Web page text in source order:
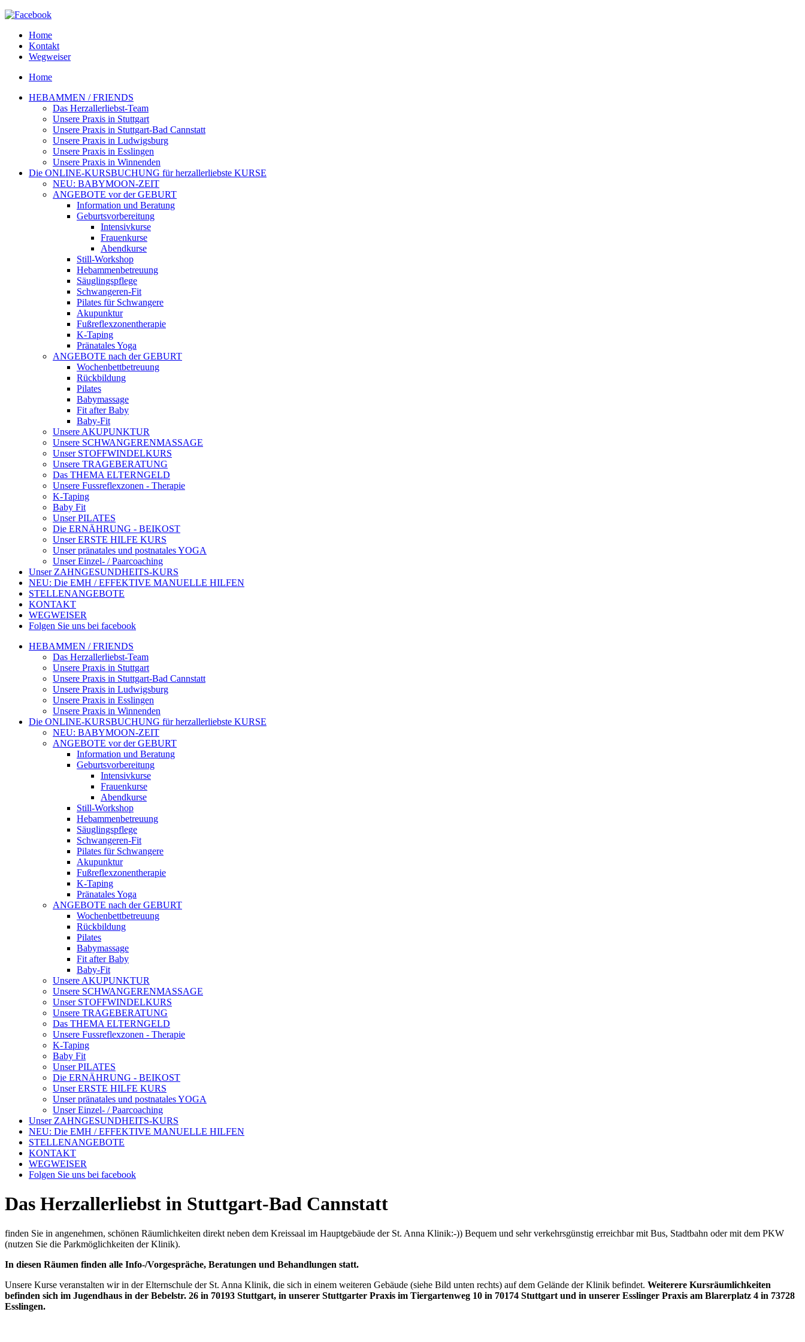
Home
Kontakt
Wegweiser
Home
HEBAMMEN / FRIENDS
Das Herzallerliebst-Team
Unsere Praxis in Stuttgart
Unsere Praxis in Stuttgart-Bad Cannstatt
Unsere Praxis in Ludwigsburg
Unsere Praxis in Esslingen
Unsere Praxis in Winnenden
Die ONLINE-KURSBUCHUNG für herzallerliebste KURSE
NEU: BABYMOON-ZEIT
ANGEBOTE vor der GEBURT
Information und Beratung
Geburtsvorbereitung
Intensivkurse
Frauenkurse
Abendkurse
Still-Workshop
Hebammenbetreuung
Säuglingspflege
Schwangeren-Fit
Pilates für Schwangere
Akupunktur
Fußreflexzonentherapie
K-Taping
Pränatales Yoga
ANGEBOTE nach der GEBURT
Wochenbettbetreuung
Rückbildung
Pilates
Babymassage
Fit after Baby
Baby-Fit
Unsere AKUPUNKTUR
Unsere SCHWANGERENMASSAGE
Unser STOFFWINDELKURS
Unsere TRAGEBERATUNG
Das THEMA ELTERNGELD
Unsere Fussreflexzonen - Therapie
K-Taping
Baby Fit
Unser PILATES
Die ERNÄHRUNG - BEIKOST
Unser ERSTE HILFE KURS
Unser pränatales und postnatales YOGA
Unser Einzel- / Paarcoaching
Unser ZAHNGESUNDHEITS-KURS
NEU: Die EMH / EFFEKTIVE MANUELLE HILFEN
STELLENANGEBOTE
KONTAKT
WEGWEISER
Folgen Sie uns bei facebook
HEBAMMEN / FRIENDS
Das Herzallerliebst-Team
Unsere Praxis in Stuttgart
Unsere Praxis in Stuttgart-Bad Cannstatt
Unsere Praxis in Ludwigsburg
Unsere Praxis in Esslingen
Unsere Praxis in Winnenden
Die ONLINE-KURSBUCHUNG für herzallerliebste KURSE
NEU: BABYMOON-ZEIT
ANGEBOTE vor der GEBURT
Information und Beratung
Geburtsvorbereitung
Intensivkurse
Frauenkurse
Abendkurse
Still-Workshop
Hebammenbetreuung
Säuglingspflege
Schwangeren-Fit
Pilates für Schwangere
Akupunktur
Fußreflexzonentherapie
K-Taping
Pränatales Yoga
ANGEBOTE nach der GEBURT
Wochenbettbetreuung
Rückbildung
Pilates
Babymassage
Fit after Baby
Baby-Fit
Unsere AKUPUNKTUR
Unsere SCHWANGERENMASSAGE
Unser STOFFWINDELKURS
Unsere TRAGEBERATUNG
Das THEMA ELTERNGELD
Unsere Fussreflexzonen - Therapie
K-Taping
Baby Fit
Unser PILATES
Die ERNÄHRUNG - BEIKOST
Unser ERSTE HILFE KURS
Unser pränatales und postnatales YOGA
Unser Einzel- / Paarcoaching
Unser ZAHNGESUNDHEITS-KURS
NEU: Die EMH / EFFEKTIVE MANUELLE HILFEN
STELLENANGEBOTE
KONTAKT
WEGWEISER
Folgen Sie uns bei facebook
Das Herzallerliebst in Stuttgart-Bad Cannstatt
finden Sie in angenehmen, schönen Räumlichkeiten direkt neben dem Kreissaal im Hauptgebäude der St. Anna Klinik:-)) Bequem und sehr verkehrsgünstig erreichbar mit Bus, Stadtbahn oder mit dem PKW
(nutzen Sie die Parkmöglichkeiten der Klinik).
In diesen Räumen finden alle Info-/Vorgespräche, Beratungen und Behandlungen statt.
Unsere Kurse veranstalten wir in der Elternschule der St. Anna Klinik, die sich in einem weiteren Gebäude (siehe Bild unten rechts) auf dem Gelände der Klinik befindet. Weiterere Kursräumlichkeiten
befinden sich im Jugendhaus in der Bebelstr. 26 in 70193 Stuttgart, in unserer Stuttgarter Praxis im Tiergartenweg 10 in 70174 Stuttgart und in unserer Esslinger Praxis am Blarerplatz 4 in 73728
Esslingen.